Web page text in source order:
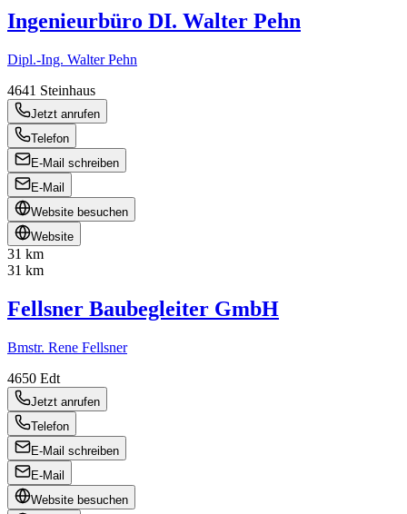
Ingenieurbüro DI. Walter Pehn
Dipl.-Ing. Walter Pehn
4641 Steinhaus
Jetzt anrufen
Telefon
E-Mail schreiben
E-Mail
Website besuchen
Website
31 km
31 km
Fellsner Baubegleiter GmbH
Bmstr. Rene Fellsner
4650 Edt
Jetzt anrufen
Telefon
E-Mail schreiben
E-Mail
Website besuchen